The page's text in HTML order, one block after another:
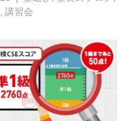
, 講習会